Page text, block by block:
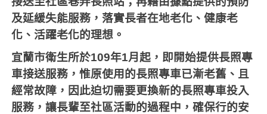
及延緩失能服務，落實長者在地老化、健康老
化、活躍老化的理想。
宜蘭市衛生所於109年1月起，即開始提供長照專
車接送服務，惟原使用的長照專車已漸老舊、且
經常故障，因此迫切需要更換新的長照專車投入
服務，讓長輩至社區活動的過程中，確保行的安